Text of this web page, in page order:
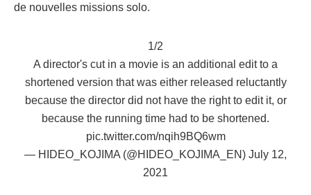
de nouvelles missions solo.
1/2
A director's cut in a movie is an additional edit to a
shortened version that was either released reluctantly
because the director did not have the right to edit it, or
because the running time had to be shortened.
pic.twitter.com/nqih9BQ6wm
— HIDEO_KOJIMA (@HIDEO_KOJIMA_EN) July 12,
2021